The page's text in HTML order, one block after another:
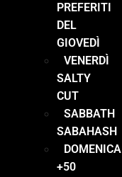
PREFERITI
DEL
GIOVEDÌ
VENERDÌ
SALTY
CUT
SABBATH
SABAHASH
DOMENICA
+50